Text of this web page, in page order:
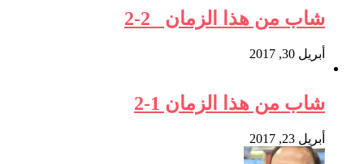
شاب من هذا الزمان 2-2
أبريل 30, 2017
شاب من هذا الزمان 1-2
أبريل 23, 2017